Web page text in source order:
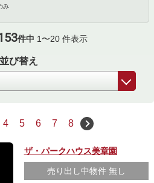
み
件中 1〜20 件表示
並び替え
4 5 6 7 8
ザ・パークハウス美章園
売り出し中物件 無し